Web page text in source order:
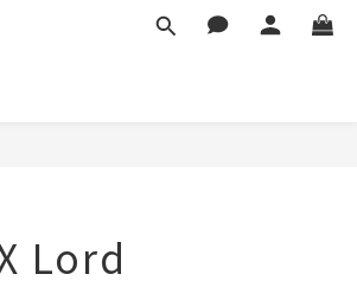
Lord